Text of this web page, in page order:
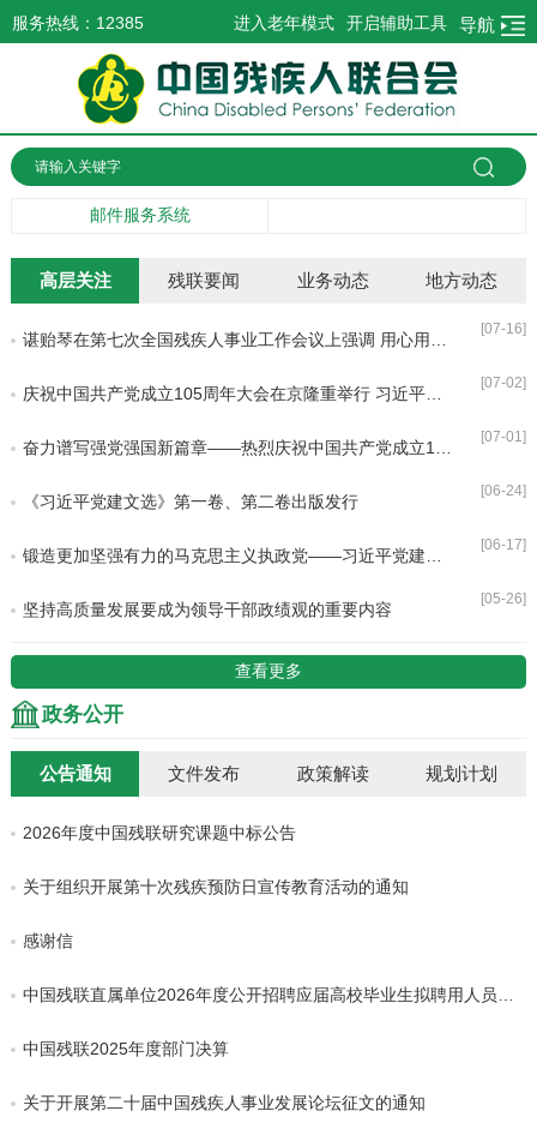
服务热线：12385 导航
开启辅助工具
进入老年模式
邮件服务系统
高层关注 残联要闻 业务动态 地方动态
[07-16]
谌贻琴在第七次全国残疾人事业工作会议上强调 用心用情做好残疾人工作 不断推进残疾人事业全面发展高质量发展
[07-02]
庆祝中国共产党成立105周年大会在京隆重举行 习近平发表重要讲话
[07-01]
奋力谱写强党强国新篇章——热烈庆祝中国共产党成立105周年
[06-24]
《习近平党建文选》第一卷、第二卷出版发行
[06-17]
锻造更加坚强有力的马克思主义执政党——习近平党建思想为深入推进新时代党的建设新的伟大工程指明方向
[05-26]
坚持高质量发展要成为领导干部政绩观的重要内容
查看更多
政务公开
公告通知 文件发布 政策解读 规划计划
2026年度中国残联研究课题中标公告
关于组织开展第十次残疾预防日宣传教育活动的通知
感谢信
中国残联直属单位2026年度公开招聘应届高校毕业生拟聘用人员公示
中国残联2025年度部门决算
关于开展第二十届中国残疾人事业发展论坛征文的通知